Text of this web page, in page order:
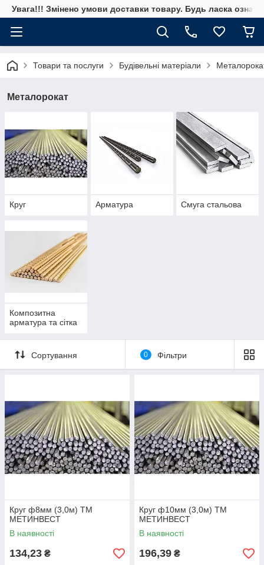
Увага!!! Змінено умови доставки товару. Будь ласка
Товари та послуги Будівельні матеріали
Металорокат
Круг Арматура Смуга стальова
Композитна
арматура та сітка
Сортування 0 Фільтри
Круг ф8мм (3,0м) ТМ
МЕТИНВЕСТ
В наявності
134,23 ₴
Круг ф10мм (3,0м) ТМ
МЕТИНВЕСТ
В наявності
196,39 ₴